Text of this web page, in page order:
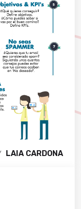
LAIA CARDONA